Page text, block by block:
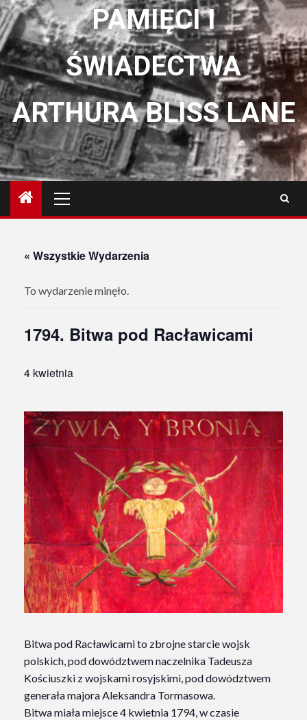
PAMIĘCI I
ŚWIADECTWA
ARTHURA BLISS LANE
główne
« Wszystkie Wydarzenia
To wydarzenie minęło.
1794. Bitwa pod Racławicami
4 kwietnia
Bitwa pod Racławicami to zbrojne starcie wojsk
polskich, pod dowództwem naczelnika Tadeusza
Kościuszki z wojskami rosyjskimi, pod dowództwem
generała majora Aleksandra Tormasowa.
Bitwa miała miejsce 4 kwietnia 1794, w czasie